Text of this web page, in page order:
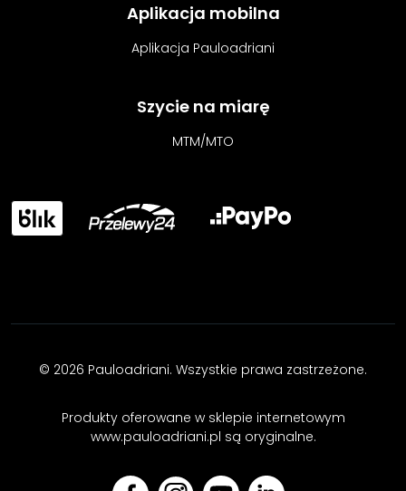
Aplikacja mobilna
Aplikacja Pauloadriani
Szycie na miarę
MTM/MTO
© 2026 Pauloadriani. Wszystkie prawa zastrzeżone.
Produkty oferowane w sklepie internetowym
www.pauloadriani.pl są oryginalne.